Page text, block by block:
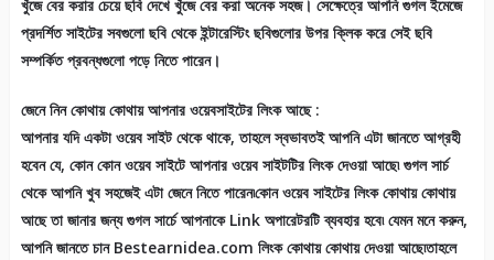
খুঁজে বের করার চেয়ে ছবি দেখে খুঁজে বের করা অনেক সহজ। সেক্ষেত্রে আপনি গুগল ইমেজে
প্রদর্শিত সাইটের সবগুলো ছবি থেকে ইন্টারেস্টিং ছবিগুলোর উপর ক্লিক করে সেই ছবি
সম্পর্কিত প্রবন্ধগুলো পড়ে নিতে পারেন।
জেনে নিন কোথায় কোথায় আপনার ওয়েবসাইটের লিংক আছে :
আপনার যদি একটা ওয়েব সাইট থেকে থাকে, তাহলে স্বভাবতই আপনি এটা জানতে আগ্রহী
হবেন যে, কোন কোন ওয়েব সাইটে আপনার ওয়েব সাইটটির লিংক দেওয়া আছে৷ গুগল সার্চ
থেকে আপনি খুব সহজেই এটা জেনে নিতে পারেন৷কোন ওয়েব সাইটের লিংক কোথায় কোথায়
আছে তা জানার জন্য গুগল সার্চে আপনাকে Link অপারেটরটি ব্যবহার হবে৷ যেমন মনে করুন,
আপনি জানতে চান Bestearnidea.com লিংক কোথায় কোথায় দেওয়া আছে৷তাহলে